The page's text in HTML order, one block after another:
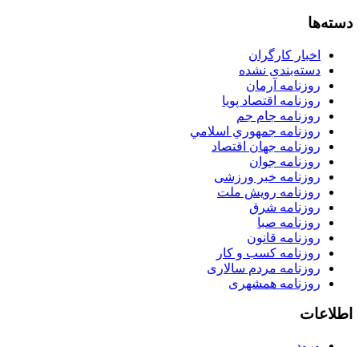
دسته‌ها
اخبار کارگران
دسته‌بندی نشده
روزنامه آرمان
روزنامه اقتصاد پویا
روزنامه جام جم
روزنامه جمهوري اسلامي
روزنامه جهان اقتصاد
روزنامه جوان
روزنامه خبر ورزشى
روزنامه رویش ملت
روزنامه شرق
روزنامه صبا
روزنامه قانون
روزنامه كسب و كار
روزنامه مردم سالاری
روزنامه همشهری
اطلاعات